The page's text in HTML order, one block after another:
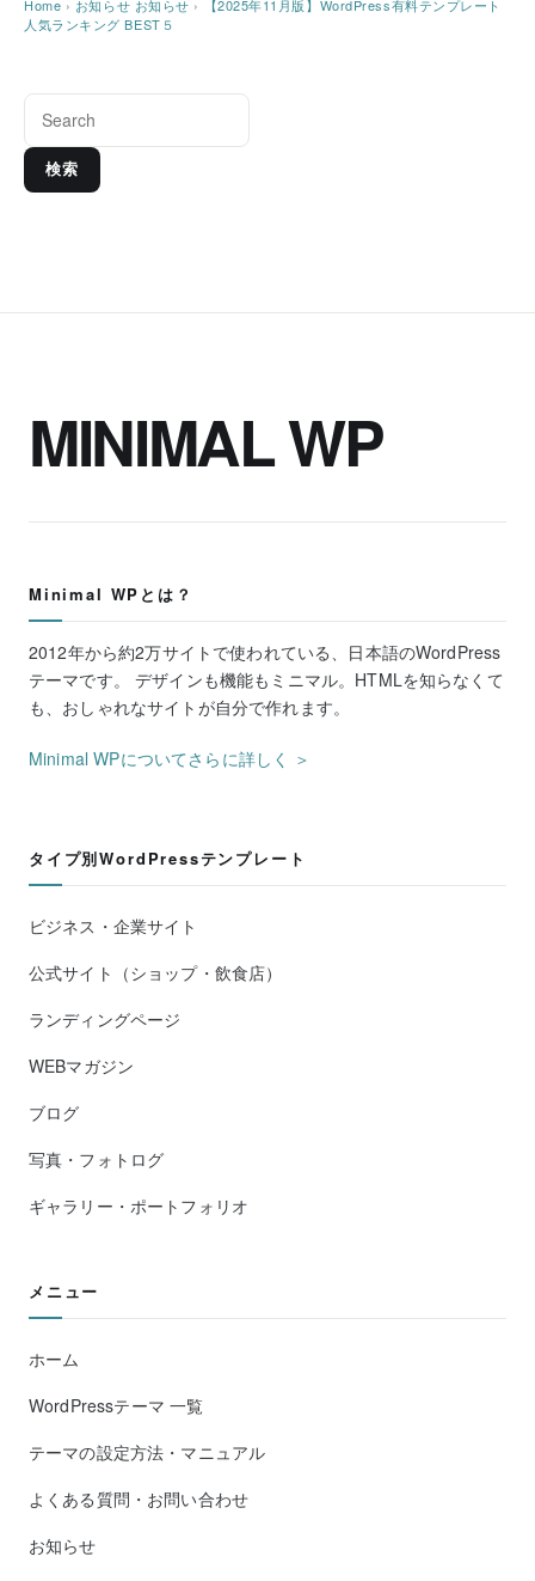
Home › お知らせ お知らせ ›
【2025年11月版】WordPress有料テンプレート
人気ランキング BEST５
検索
MINIMAL WP
Minimal WPとは？
2012年から約2万サイトで使われている、日本語のWordPress
テーマです。 デザインも機能もミニマル。HTMLを知らなくて
も、おしゃれなサイトが自分で作れます。
Minimal WPについてさらに詳しく ＞
タイプ別WordPressテンプレート
ビジネス・企業サイト
公式サイト（ショップ・飲食店）
ランディングページ
WEBマガジン
ブログ
写真・フォトログ
ギャラリー・ポートフォリオ
メニュー
ホーム
WordPressテーマ 一覧
テーマの設定方法・マニュアル
よくある質問・お問い合わせ
お知らせ